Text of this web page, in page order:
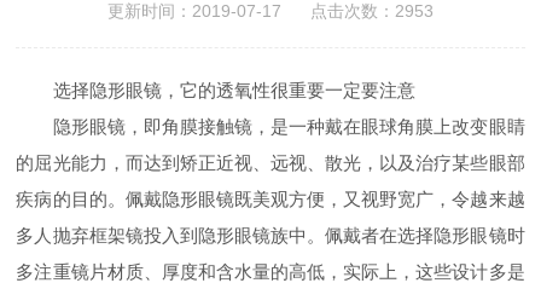
更新时间：2019-07-17 点击次数：2953
选择隐形眼镜，它的透氧性很重要一定要注意
隐形眼镜，即角膜接触镜，是一种戴在眼球角膜上改变眼睛
的屈光能力，而达到矫正近视、远视、散光，以及治疗某些眼部
疾病的目的。佩戴隐形眼镜既美观方便，又视野宽广，令越来越
多人抛弃框架镜投入到隐形眼镜族中。佩戴者在选择隐形眼镜时
多注重镜片材质、厚度和含水量的高低，实际上，这些设计多是